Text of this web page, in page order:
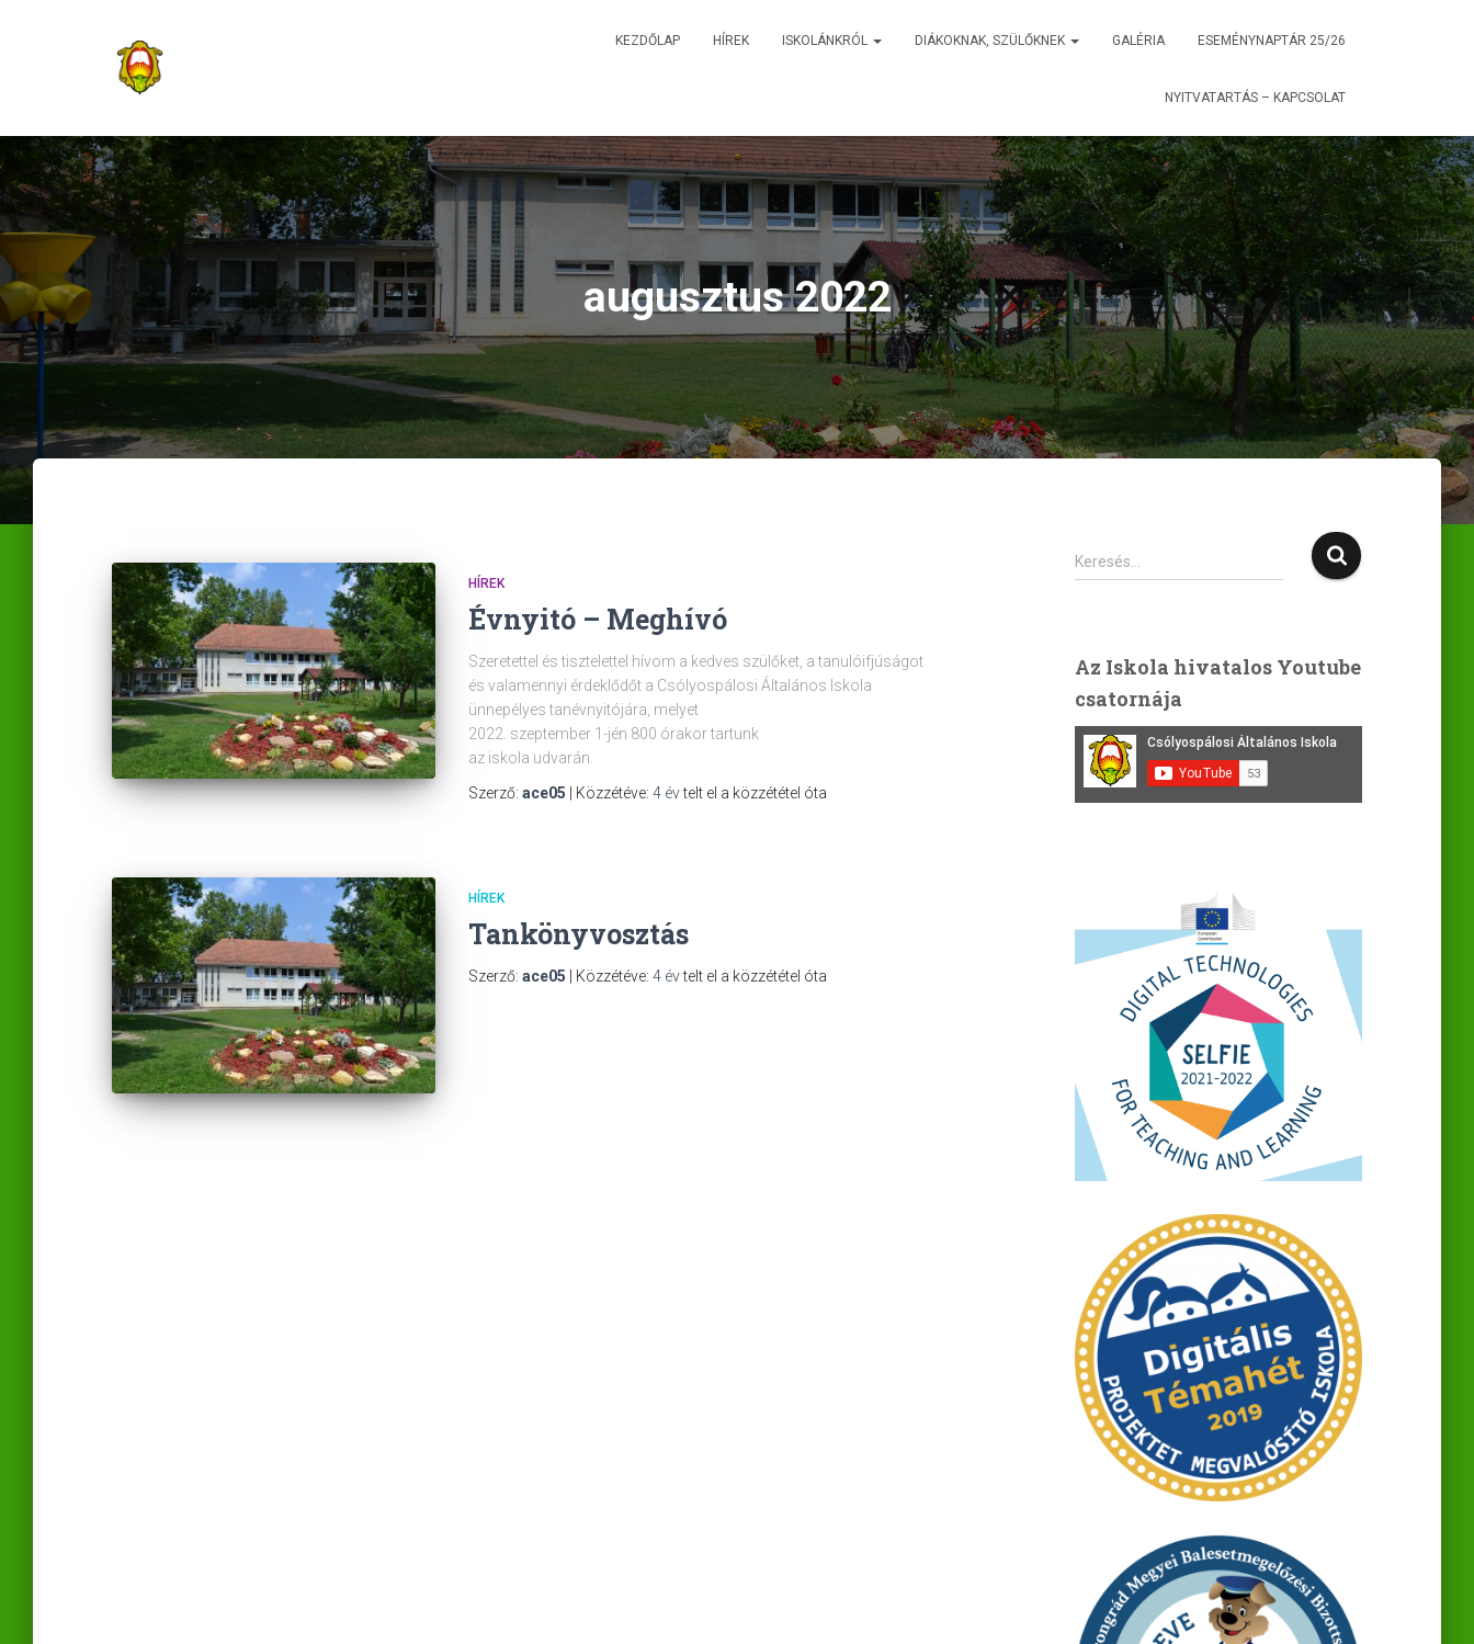
KEZDŐLAP HÍREK ISKOLÁNKRÓL DIÁKOKNAK, SZÜLŐKNEK GALÉRIA ESEMÉNYNAPTÁR 25/26
NYITVATARTÁS – KAPCSOLAT
augusztus 2022
HÍREK
Évnyitó – Meghívó
Szeretettel és tisztelettel hívom a kedves szülőket, a tanulóifjúságot
és valamennyi érdeklődőt a Csólyospálosi Általános Iskola
ünnepélyes tanévnyitójára, melyet
2022. szeptember 1-jén 800 órakor tartunk
az iskola udvarán.
Szerző: ace05 | Közzétéve: 4 évtelt el a közzététel óta
HÍREK
Tankönyvosztás
Szerző: ace05 | Közzétéve: 4 évtelt el a közzététel óta
K
e
é
s
Keresés…
Az Iskola hivatalos Youtube
csatornája